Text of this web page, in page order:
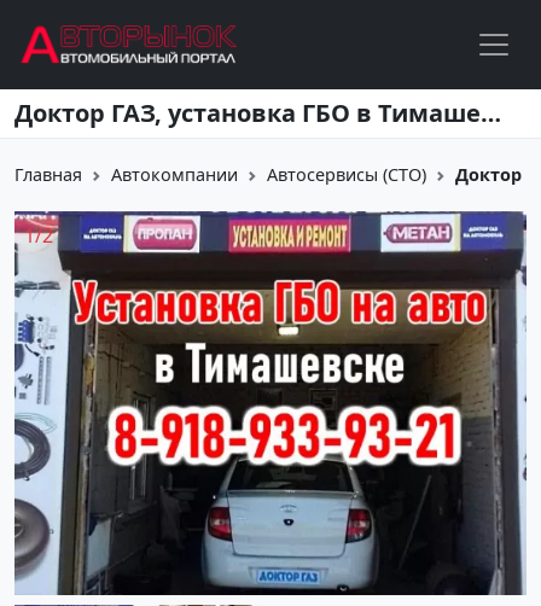
Перейти к основному содержанию Доктор ГАЗ, установка ГБО в Тимашевске
Главная Автокомпании Автосервисы (СТО) Доктор
1/2